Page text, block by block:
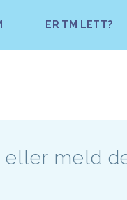
ER TM LETT?
eller meld